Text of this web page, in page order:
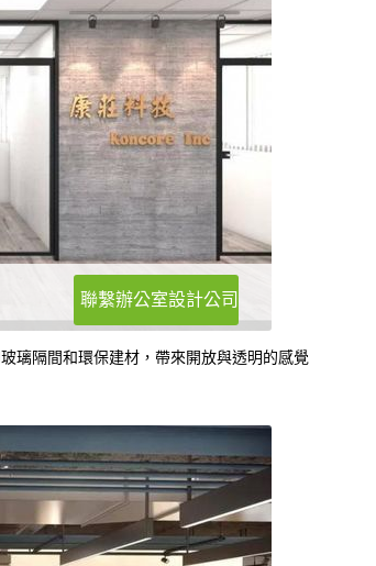
聯繫辦公室設計公司
璃隔間和環保建材，帶來開放與透明的感覺